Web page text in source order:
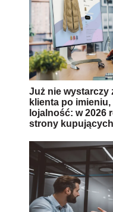
Już nie wystarczy
klienta po
lojalność: w 2026
strony kupujących